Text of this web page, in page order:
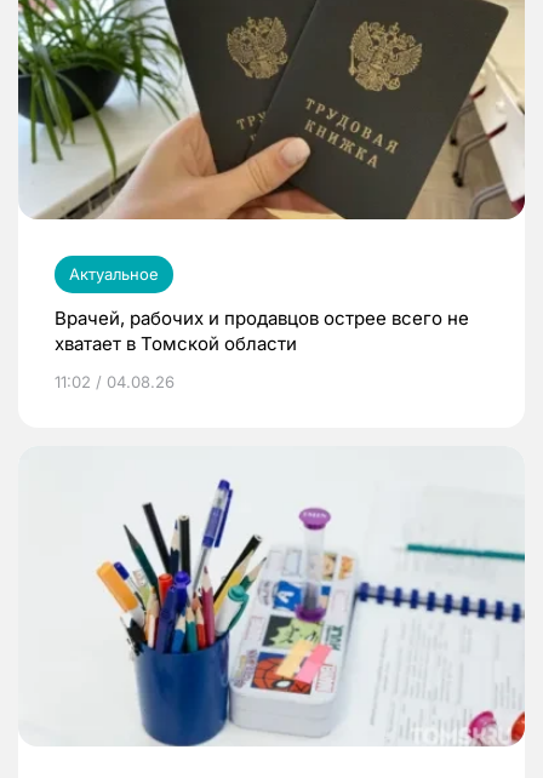
Актуальное
Врачей, рабочих и продавцов острее всего не
хватает в Томской области
11:02 / 04.08.26